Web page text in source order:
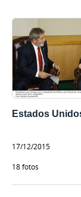
Estados
17/12/2015
18 fotos